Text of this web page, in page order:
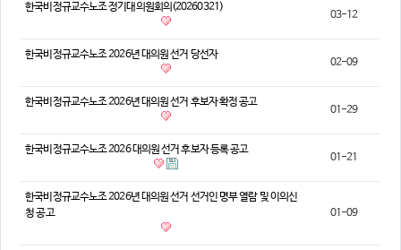
한국비정규교수노조 정기대의원회의(20260321)
03-12
한국비정규교수노조 2026년 대의원 선거 당선자
02-09
한국비정규교수노조 2026년 대의원 선거 후보자 확정 공고
01-29
한국비정규교수노조 2026 대의원 선거 후보자 등록 공고
01-21
한국비정규교수노조 2026년 대의원 선거 선거인 명부 열람 및 이의신
청 공고
01-09